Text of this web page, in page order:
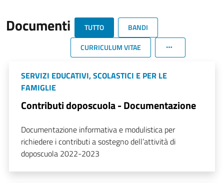
Documenti TUTTO
BANDI
CURRICULUM VITAE
SERVIZI EDUCATIVI, SCOLASTICI E PER LE
FAMIGLIE
Contributi doposcuola - Documentazione
Documentazione informativa e modulistica per
richiedere i contributi a sostegno dell’attività di
doposcuola 2022-2023